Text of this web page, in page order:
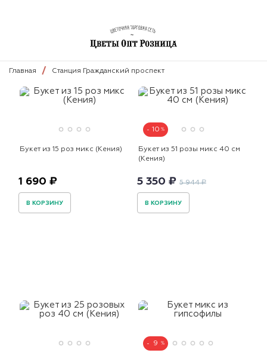
Главная Станция Гражданский проспект
Букет из 15 роз микс (Кения)
1 690 ₽
В КОРЗИНУ
10
Букет из 51 розы микс 40 см
(Кения)
5 350 ₽ 5 944 ₽
В КОРЗИНУ
9